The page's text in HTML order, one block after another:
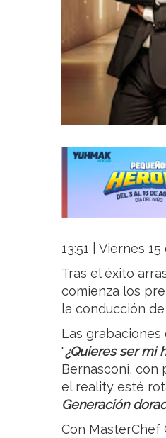
13:51 | Viernes
Tras el éxito
comienza los
la conducción de
Las grabaciones
"¿Quieres ser mi
Bernasconi, con
el reality esté
Generación
Con MasterChef